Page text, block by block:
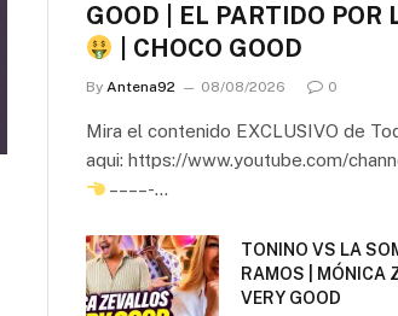
GOOD | EL PARTIDO POR
| CHOCO GOOD
By Antena92 08/08/2026 0
Mira el contenido EXCLUSIVO de
aqui: https://www.youtube.com/
– – – – -…
TONINO VS LA
RAMOS | MÓNICA
VERY GOOD